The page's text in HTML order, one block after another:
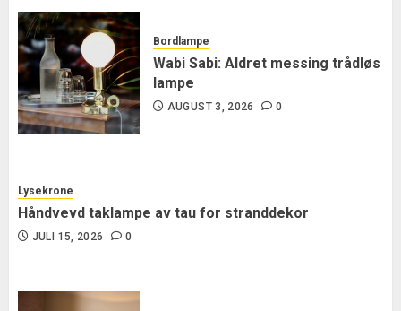
Bordlampe
Wabi Sabi: Aldret messing trådløs
lampe
AUGUST 3, 2026 0
Lysekrone
Håndvevd taklampe av tau for stranddekor
JULI 15, 2026 0